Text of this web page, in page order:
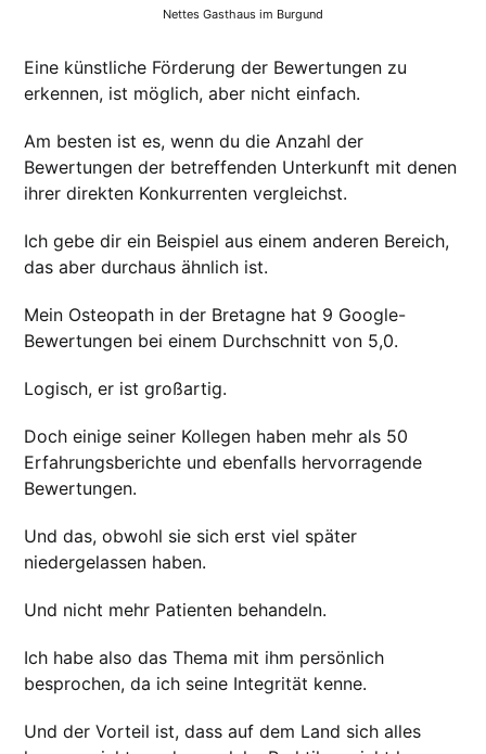
Nettes Gasthaus im Burgund
Eine künstliche Förderung der Bewertungen zu
erkennen, ist möglich, aber nicht einfach.
Am besten ist es, wenn du die Anzahl der
Bewertungen der betreffenden Unterkunft mit denen
ihrer direkten Konkurrenten vergleichst.
Ich gebe dir ein Beispiel aus einem anderen Bereich,
das aber durchaus ähnlich ist.
Mein Osteopath in der Bretagne hat 9 Google-
Bewertungen bei einem Durchschnitt von 5,0.
Logisch, er ist großartig.
Doch einige seiner Kollegen haben mehr als 50
Erfahrungsberichte und ebenfalls hervorragende
Bewertungen.
Und das, obwohl sie sich erst viel später
niedergelassen haben.
Und nicht mehr Patienten behandeln.
Ich habe also das Thema mit ihm persönlich
besprochen, da ich seine Integrität kenne.
Und der Vorteil ist, dass auf dem Land sich alles